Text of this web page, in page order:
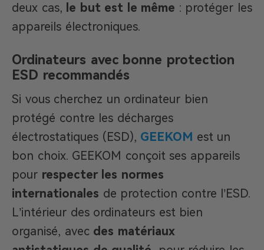
deux cas, le but est le même : protéger les
appareils électroniques.
Ordinateurs avec bonne protection
ESD recommandés
Si vous cherchez un ordinateur bien
protégé contre les décharges
électrostatiques (ESD), GEEKOM est un
bon choix. GEEKOM conçoit ses appareils
pour respecter les normes
internationales de protection contre l’ESD.
L’intérieur des ordinateurs est bien
organisé, avec des matériaux